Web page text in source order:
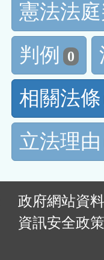
憲法法
判例
0
相關法條
立法理由
政府網站資
資訊安全政策